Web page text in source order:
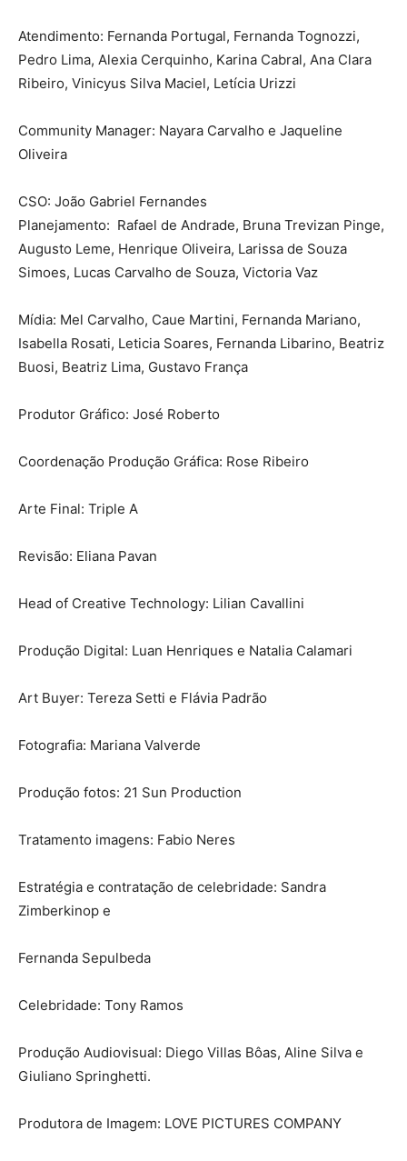
Atendimento: Fernanda Portugal, Fernanda Tognozzi,
Pedro Lima, Alexia Cerquinho, Karina Cabral, Ana Clara
Ribeiro, Vinicyus Silva Maciel, Letícia Urizzi
Community Manager: Nayara Carvalho e Jaqueline
Oliveira
CSO: João Gabriel Fernandes
Planejamento: Rafael de Andrade, Bruna Trevizan Pinge,
Augusto Leme, Henrique Oliveira, Larissa de Souza
Simoes, Lucas Carvalho de Souza, Victoria Vaz
Mídia: Mel Carvalho, Caue Martini, Fernanda Mariano,
Isabella Rosati, Leticia Soares, Fernanda Libarino, Beatriz
Buosi, Beatriz Lima, Gustavo França
Produtor Gráfico: José Roberto
Coordenação Produção Gráfica: Rose Ribeiro
Arte Final: Triple A
Revisão: Eliana Pavan
Head of Creative Technology: Lilian Cavallini
Produção Digital: Luan Henriques e Natalia Calamari
Art Buyer: Tereza Setti e Flávia Padrão
Fotografia: Mariana Valverde
Produção fotos: 21 Sun Production
Tratamento imagens: Fabio Neres
Estratégia e contratação de celebridade: Sandra
Zimberkinop e
Fernanda Sepulbeda
Celebridade: Tony Ramos
Produção Audiovisual: Diego Villas Bôas, Aline Silva e
Giuliano Springhetti.
Produtora de Imagem: LOVE PICTURES COMPANY